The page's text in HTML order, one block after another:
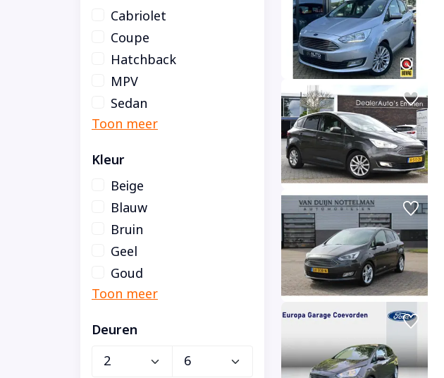
Cabriolet
Coupe
Hatchback
MPV
Sedan
Kleur
Beige
Blauw
Bruin
Geel
Goud
Deuren